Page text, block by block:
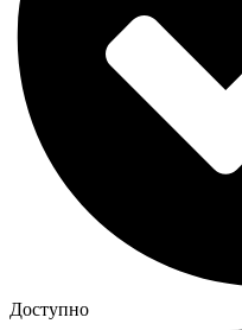
Доступно